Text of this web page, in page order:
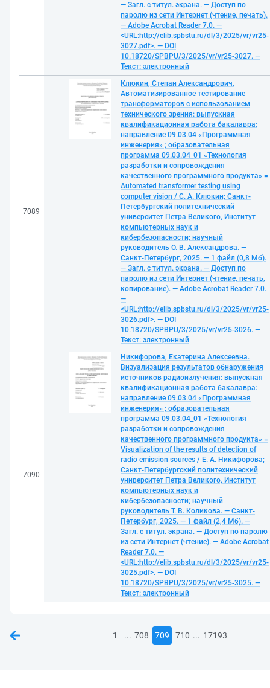
— Загл. с титул. экрана. — Доступ по
паролю из сети Интернет (чтение, печать).
— Adobe Acrobat Reader 7.0. —
<URL:http://elib.spbstu.ru/dl/3/2025/vr/vr25-
3027.pdf>. — DOI
10.18720/SPBPU/3/2025/vr/vr25-3027. —
Текст: электронный
7089
Клюкин, Степан Александрович.
Автоматизированное тестирование
трансформаторов с использованием
технического зрения: выпускная
квалификационная работа бакалавра:
направление 09.03.04 «Программная
инженерия» ; образовательная
программа 09.03.04_01 «Технология
разработки и сопровождения
качественного программного продукта» =
Automated transformer testing using
computer vision / С. А. Клюкин; Санкт-
Петербургский политехнический
университет Петра Великого, Институт
компьютерных наук и
кибербезопасности; научный
руководитель О. В. Александрова. —
Санкт-Петербург, 2025. — 1 файл (0,8 Мб).
— Загл. с титул. экрана. — Доступ по
паролю из сети Интернет (чтение, печать,
копирование). — Adobe Acrobat Reader 7.0.
—
<URL:http://elib.spbstu.ru/dl/3/2025/vr/vr25-
3026.pdf>. — DOI
10.18720/SPBPU/3/2025/vr/vr25-3026. —
Текст: электронный
7090
Никифорова, Екатерина Алексеевна.
Визуализация результатов обнаружения
источников радиоизлучения: выпускная
квалификационная работа бакалавра:
направление 09.03.04 «Программная
инженерия» ; образовательная
программа 09.03.04_01 «Технология
разработки и сопровождения
качественного программного продукта» =
Visualization of the results of detection of
radio emission sources / Е. А. Никифорова;
Санкт-Петербургский политехнический
университет Петра Великого, Институт
компьютерных наук и
кибербезопасности; научный
руководитель Т. В. Коликова. — Санкт-
Петербург, 2025. — 1 файл (2,4 Мб). —
Загл. с титул. экрана. — Доступ по паролю
из сети Интернет (чтение). — Adobe Acrobat
Reader 7.0. —
<URL:http://elib.spbstu.ru/dl/3/2025/vr/vr25-
3025.pdf>. — DOI
10.18720/SPBPU/3/2025/vr/vr25-3025. —
Текст: электронный
1 ... 708 709 710 ... 17193